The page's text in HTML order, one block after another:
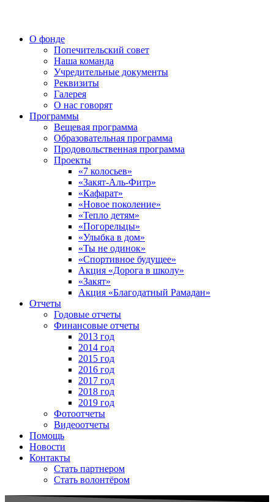
О фонде
Попечительский совет
Наша команда
Учредительные документы
Реквизиты
Галерея
О нас говорят
Программы
Вещевая программа
Образовательная программа
Продовольственная программа
Проекты
«7 колосьев»
«Закят-Аль-Фитр»
«Кафарат»
«Новое поколение»
«Тепло детям»
«Погорельцы»
«Улыбка в дом»
«Ты не одинок»
«Спортивное будущее»
Акция «Дорога в школу»
«Закят»
Акция «Благодатный Рамадан»
Отчеты
Годовые отчеты
Финансовые отчеты
2013 год
2014 год
2015 год
2016 год
2017 год
2018 год
2019 год
Фотоотчеты
Видеоотчеты
Помощь
Новости
Контакты
Стать партнером
Стать волонтёром